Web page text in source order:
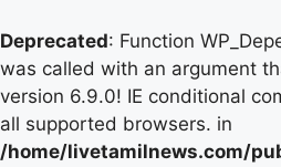
Deprecated: Function
was called with an argument
version 6.9.0! IE conditional
all supported browsers. in
/home/livetamilnews.com/